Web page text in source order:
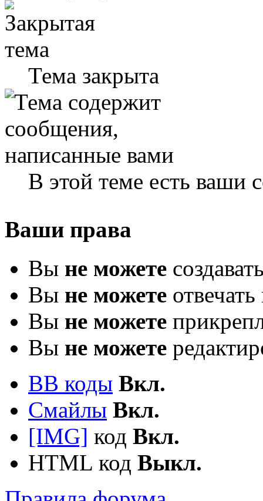
Тема закрыта
В этой теме есть ваши
Ваши права
Вы не можете
Вы не можете
Вы не можете
Вы не можете
BB коды Вкл.
Смайлы Вкл.
[IMG] код Вкл.
HTML код Выкл.